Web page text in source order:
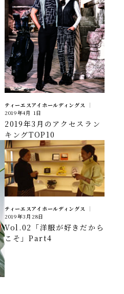
ティーエスアイホールディングス
2019年4月 1日
2019年3月のアクセスラン
キングTOP10
ティーエスアイホールディングス
2019年3月28日
Vol.02「洋服が好きだから
こそ」Part4